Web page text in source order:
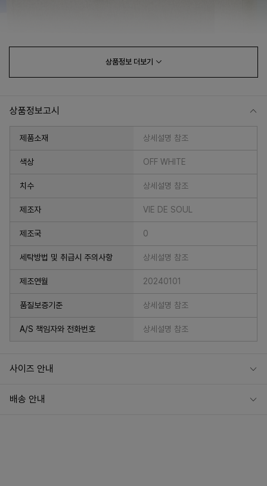
상품정보 더보기
상품정보고시
제품소재 상세설명 참조
색상 OFF WHITE
치수 상세설명 참조
제조자 VIE DE SOUL
제조국 0
세탁방법 및 취급시 주의사항 상세설명 참조
제조연월 20240101
품질보증기준 상세설명 참조
A/S 책임자와 전화번호 상세설명 참조
사이즈 안내
배송 안내